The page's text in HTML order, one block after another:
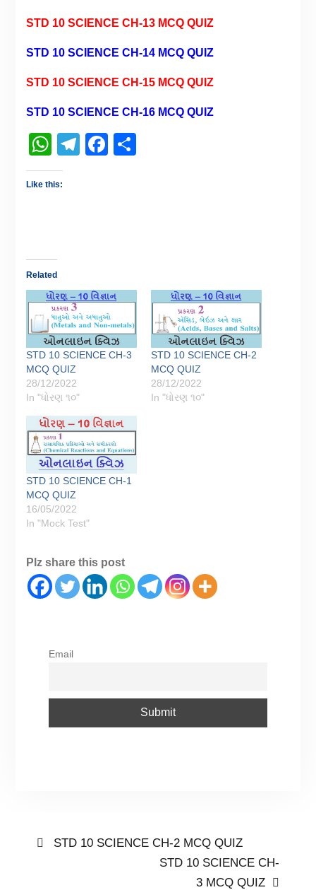
STD 10 SCIENCE CH-13 MCQ QUIZ
STD 10 SCIENCE CH-14 MCQ QUIZ
STD 10 SCIENCE CH-15 MCQ QUIZ
STD 10 SCIENCE CH-16 MCQ QUIZ
WhatsApp
Telegram
Facebook
Like this:
Related
STD 10 SCIENCE CH-3
MCQ QUIZ
28/12/2022
In "ધોરણ ૧૦"
STD 10 SCIENCE CH-2
MCQ QUIZ
28/12/2022
In "ધોરણ ૧૦"
STD 10 SCIENCE CH-1
MCQ QUIZ
16/05/2022
In "Mock Test"
Plz share this post
Email
STD 10 SCIENCE CH-2 MCQ QUIZ
STD 10 SCIENCE CH-
3 MCQ QUIZ